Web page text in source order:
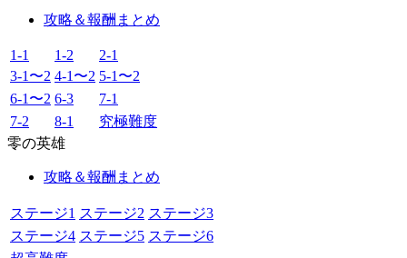
攻略＆報酬まとめ
1-1 1-2
2-1
3-1〜2 4-1〜2 5-1〜2
6-1〜2 6-3
7-1
7-2
8-1
究極難度
零の英雄
攻略＆報酬まとめ
ステージ1 ステージ2 ステージ3
ステージ4 ステージ5 ステージ6